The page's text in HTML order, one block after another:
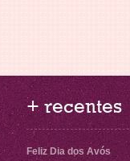
+ recentes
Feliz Dia dos Avós